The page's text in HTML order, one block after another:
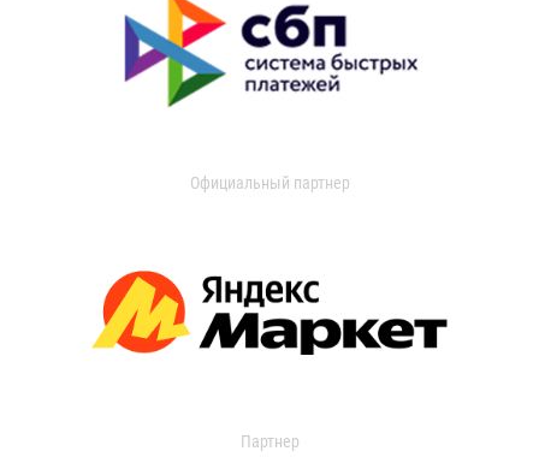
Официальный партнер
Партнер